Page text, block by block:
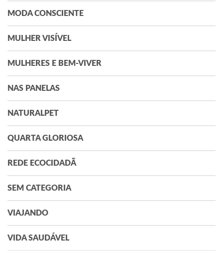
MODA CONSCIENTE
MULHER VISÍVEL
MULHERES E BEM-VIVER
NAS PANELAS
NATURALPET
QUARTA GLORIOSA
REDE ECOCIDADÃ
SEM CATEGORIA
VIAJANDO
VIDA SAUDÁVEL